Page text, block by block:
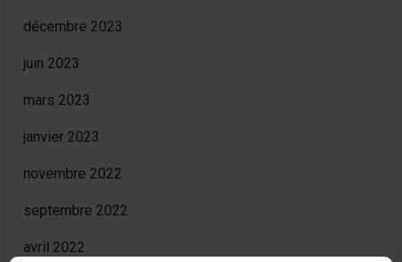
décembre 2023
juin 2023
mars 2023
janvier 2023
novembre 2022
septembre 2022
avril 2022